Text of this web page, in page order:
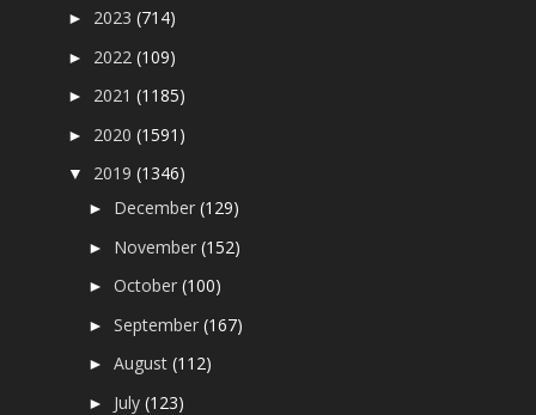
► 2023(714)
► 2022(109)
► 2021(1185)
► 2020(1591)
▼ 2019(1346)
► December(129)
► November(152)
►October(100)
►September(167)
►August(112)
► July(123)